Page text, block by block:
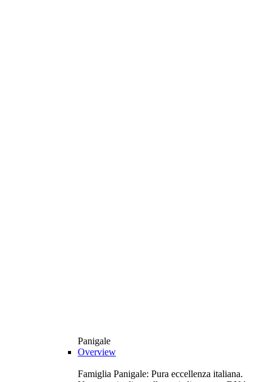
Panigale
Overview
Famiglia Panigale: Pura eccellenza italiana.